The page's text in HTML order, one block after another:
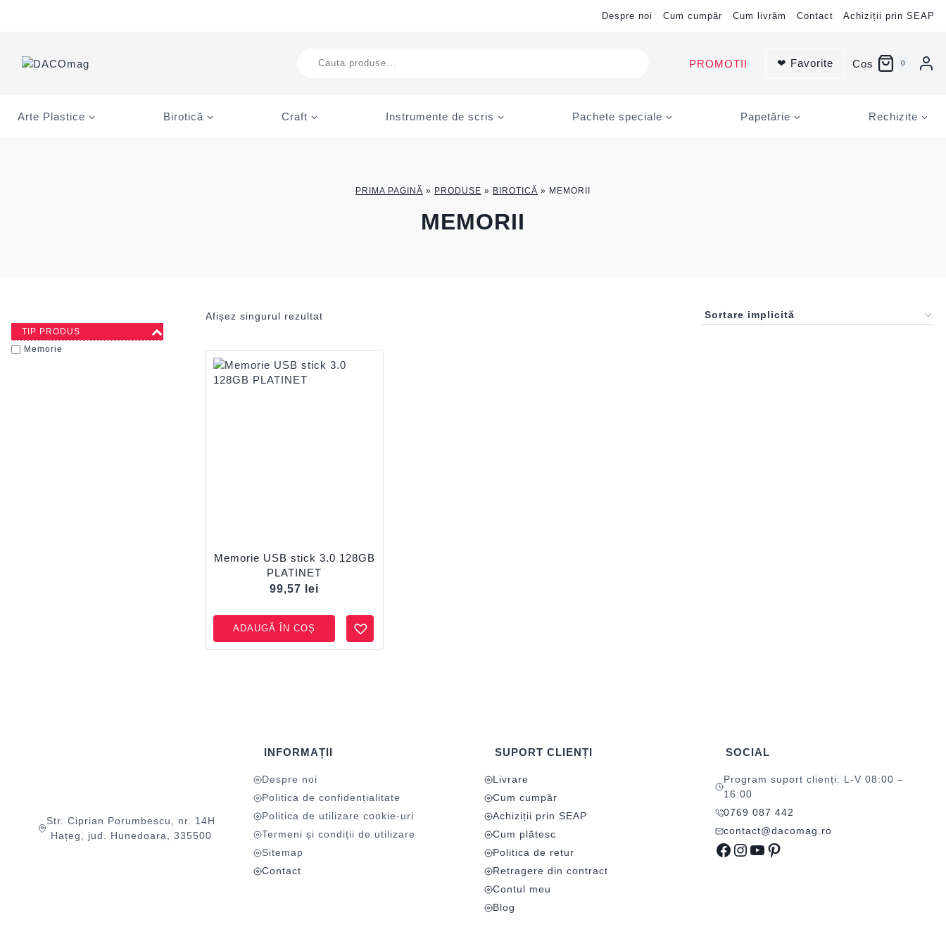
Despre noi Cum cumpăr Cum livrăm Contact Achiziții prin SEAP
search
PROMOTII ❤ Favorite Cos 0
Arte Plastice Birotică Craft Instrumente de scris Pachete speciale Papetărie Rechizite
PRIMA PAGINĂ » PRODUSE » BIROTICĂ » MEMORII
MEMORII
Afișez singurul rezultat
Memorie USB stick 3.0 128GB
PLATINET
99,57
lei
ADAUGĂ ÎN COȘ
TIP PRODUS
Memorie
Str. Ciprian Porumbescu, nr. 14H
Hațeg, jud. Hunedoara, 335500
INFORMAȚII
Despre noi
Politica de confidențialitate
Politica de utilizare cookie-uri
Termeni și condiții de utilizare
Sitemap
Contact
SUPORT CLIENȚI
Livrare
Cum cumpăr
Achiziții prin SEAP
Cum plătesc
Politica de retur
Retragere din contract
Contul meu
Blog
SOCIAL
Program suport clienți: L-V 08:00 –
16:00
0769 087 442
contact@dacomag.ro
Facebook
Instagram
YouTube
Pinterest